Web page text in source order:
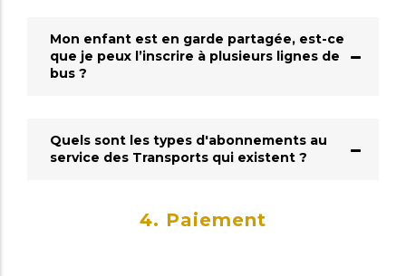
Mon enfant est en garde partagée, est-ce
que je peux l’inscrire à plusieurs lignes de
bus ?
Quels sont les types d'abonnements au
service des Transports qui existent ?
4. Paiement